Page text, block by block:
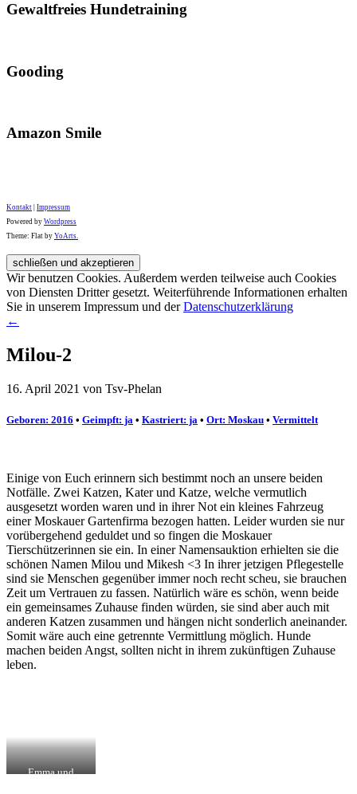
Gewaltfreies Hundetraining
Gooding
Amazon Smile
Kontakt Impressum
Powered by Wordpress
Theme: Flat by YoArts.
Wir benutzen Cookies. Außerdem werden teilweise auch Cookies
von Diensten Dritter gesetzt. Weiterführende Informationen erhalten
Sie in unserem Impressum und derDatenschutzerklärung
←
Milou-2
16. April 2021 von Tsv-Phelan
Geboren: 2016 • Geimpft: ja • Kastriert: ja • Ort: Moskau • Vermittelt
Einige von Euch erinnern sich bestimmt noch an unsere beiden
Notfälle. Zwei Katzen, Kater und Katze, welche vermutlich
ausgesetzt worden waren und in ihrer Not ein kleines Fahrzeug
einer Moskauer Gartenfirma bezogen hatten. Leider wurden sie nur
vorübergehend geduldet und so fingen die Moskauer
Tierschützerinnen sie ein. In einer Namensauktion erhielten sie die
schönen Namen Milou und Mikesh <3 In ihrer jetzigen Pflegestelle
sind sie Menschen gegenüber immer noch recht scheu, sie brauchen
Zeit um Vertrauen zu fassen. Natürlich wäre es schön, wenn beide
ein gemeinsames Zuhause finden würden, sie sind aber auch mit
anderen Katzen zusammen und hängen nicht sonderlich aneinander.
Somit wäre auch eine getrennte Vermittlung möglich. Hunde
machen beiden Angst, sollten nicht in ihrem zukünftigen Zuhause
leben.
Emma und